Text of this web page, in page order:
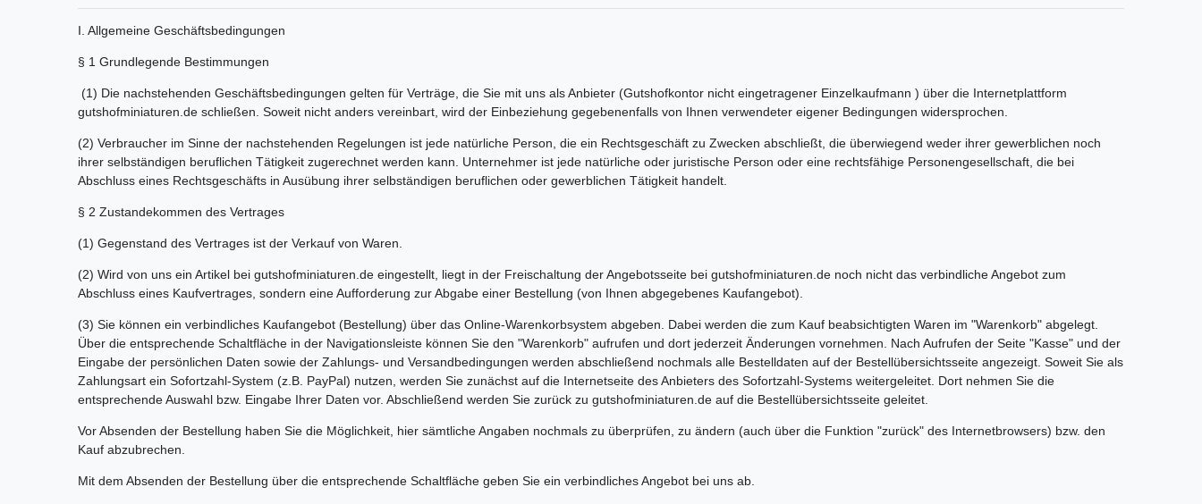
I. Allgemeine Geschäftsbedingungen
§ 1 Grundlegende Bestimmungen
(1) Die nachstehenden Geschäftsbedingungen gelten für Verträge, die Sie mit uns als Anbieter (Gutshofkontor nicht eingetragener Einzelkaufmann ) über die Internetplattform
gutshofminiaturen.de schließen. Soweit nicht anders vereinbart, wird der Einbeziehung gegebenenfalls von Ihnen verwendeter eigener Bedingungen widersprochen.
(2) Verbraucher im Sinne der nachstehenden Regelungen ist jede natürliche Person, die ein Rechtsgeschäft zu Zwecken abschließt, die überwiegend weder ihrer gewerblichen noch
ihrer selbständigen beruflichen Tätigkeit zugerechnet werden kann. Unternehmer ist jede natürliche oder juristische Person oder eine rechtsfähige Personengesellschaft, die bei
Abschluss eines Rechtsgeschäfts in Ausübung ihrer selbständigen beruflichen oder gewerblichen Tätigkeit handelt.
§ 2 Zustandekommen des Vertrages
(1) Gegenstand des Vertrages ist der Verkauf von Waren.
(2) Wird von uns ein Artikel bei gutshofminiaturen.de eingestellt, liegt in der Freischaltung der Angebotsseite bei gutshofminiaturen.de noch nicht das verbindliche Angebot zum
Abschluss eines Kaufvertrages, sondern eine Aufforderung zur Abgabe einer Bestellung (von Ihnen abgegebenes Kaufangebot).
(3) Sie können ein verbindliches Kaufangebot (Bestellung) über das Online-Warenkorbsystem abgeben. Dabei werden die zum Kauf beabsichtigten Waren im "Warenkorb" abgelegt.
Über die entsprechende Schaltfläche in der Navigationsleiste können Sie den "Warenkorb" aufrufen und dort jederzeit Änderungen vornehmen. Nach Aufrufen der Seite "Kasse" und der
Eingabe der persönlichen Daten sowie der Zahlungs- und Versandbedingungen werden abschließend nochmals alle Bestelldaten auf der Bestellübersichtsseite angezeigt. Soweit Sie als
Zahlungsart ein Sofortzahl-System (z.B. PayPal) nutzen, werden Sie zunächst auf die Internetseite des Anbieters des Sofortzahl-Systems weitergeleitet. Dort nehmen Sie die
entsprechende Auswahl bzw. Eingabe Ihrer Daten vor. Abschließend werden Sie zurück zu gutshofminiaturen.de auf die Bestellübersichtsseite geleitet.
Vor Absenden der Bestellung haben Sie die Möglichkeit, hier sämtliche Angaben nochmals zu überprüfen, zu ändern (auch über die Funktion "zurück" des Internetbrowsers) bzw. den
Kauf abzubrechen.
Mit dem Absenden der Bestellung über die entsprechende Schaltfläche geben Sie ein verbindliches Angebot bei uns ab.